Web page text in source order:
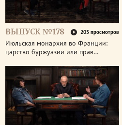
ВЫПУСК №178 205 просмотров
Июльская монархия во Франции:
царство буржуазии или прав…